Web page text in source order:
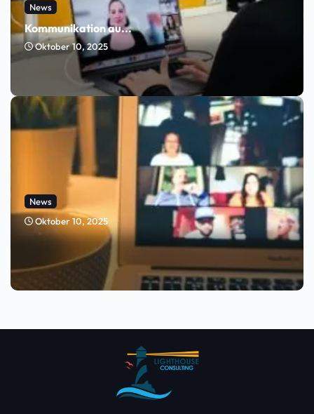
News
Kommunikation au...
Oktober 10, 2025
News
Oktober 10, 2025